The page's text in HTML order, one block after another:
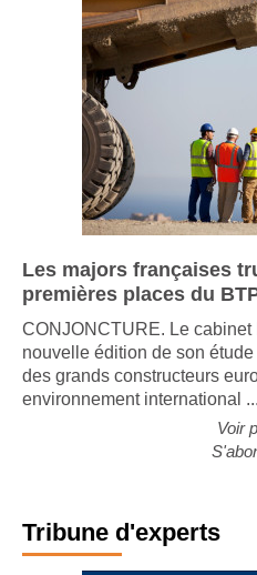
Les majors françaises
premières places du
CONJONCTURE. Le
nouvelle édition de son étude
des grands constructeurs
Voir
Tribune d'experts